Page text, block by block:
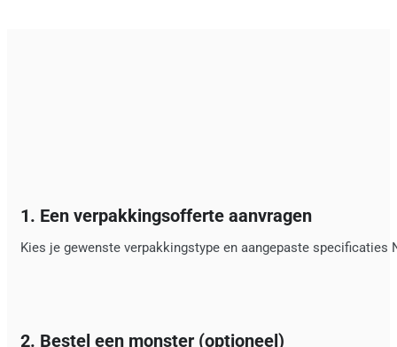
1. Een verpakkingsofferte aanvragen
Kies je gewenste verpakkingstype en aangepaste
2. Bestel een monster (optioneel)